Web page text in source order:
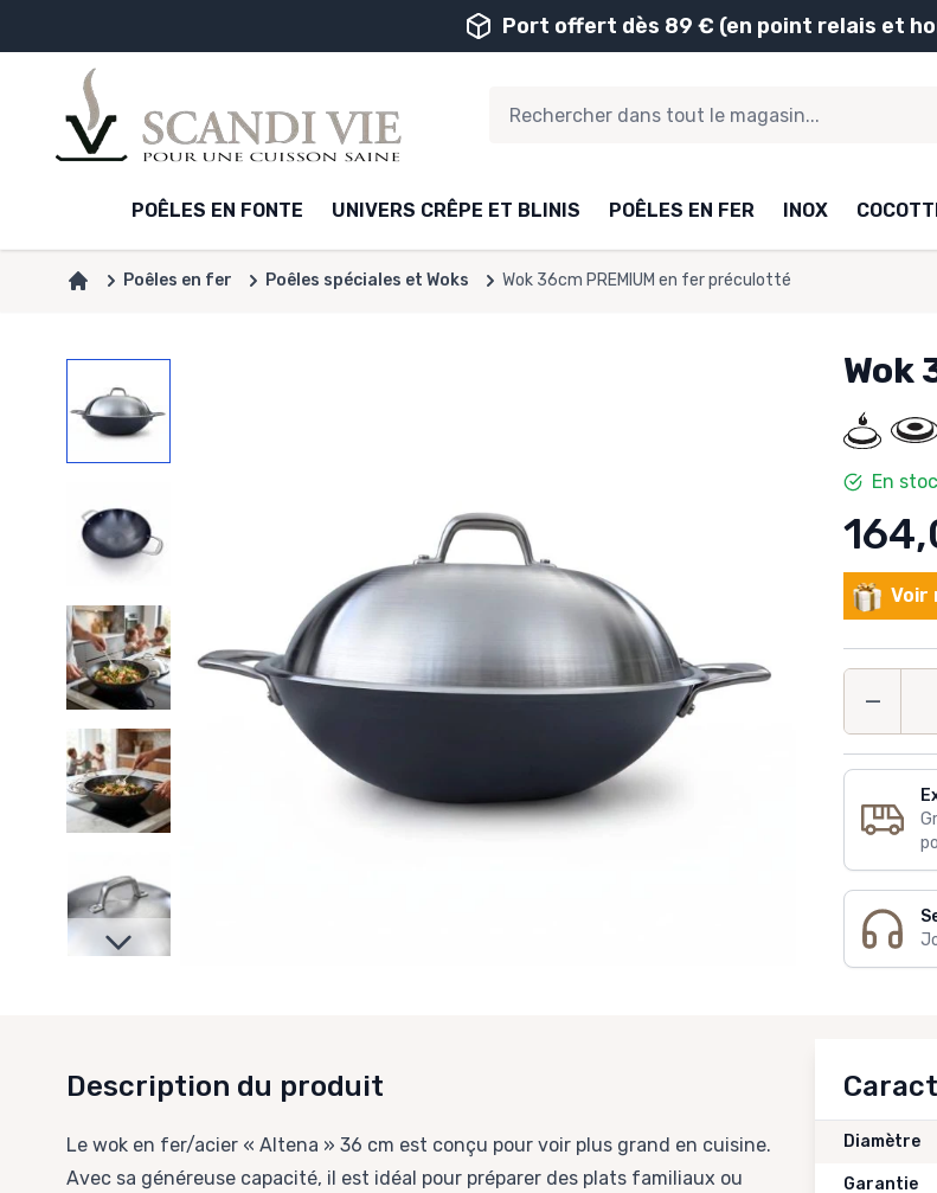
Port offert dès 89 € (en point relais et
POÊLES EN FONTE UNIVERS CRÊPE ET BLINIS POÊLES EN FER INOX
Poêles en fer Poêles spéciales et Woks Wok 36cm PREMIUM en fer préculotté
Slides suivantes
Wok
En
Voir
Description du produit
Le wok en fer/acier « Altena » 36 cm est conçu pour voir plus grand en cuisine.
Avec sa généreuse capacité, il est idéal pour préparer des plats familiaux ou
Diamètre
Garantie